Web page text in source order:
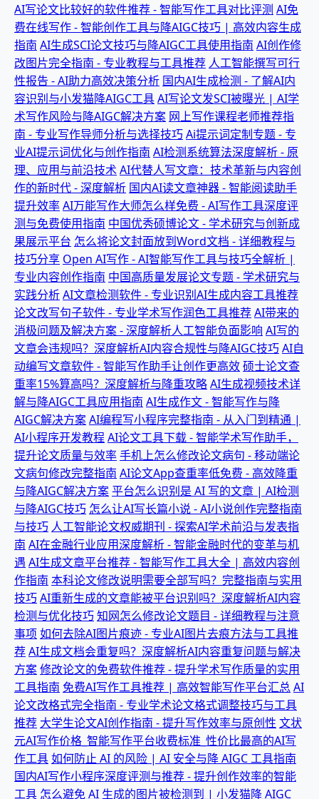
AI写论文比较好的软件推荐 - 智能写作工具对比评测 AI免
费在线写作 - 智能创作工具与降AIGC技巧 | 高效内容生成
指南 AI生成SCI论文技巧与降AIGC工具使用指南 AI创作修
改图片完全指南 - 专业教程与工具推荐 人工智能撰写可行
性报告 - AI助力高效决策分析 国内AI生成检测 - 了解AI内
容识别与小发猫降AIGC工具AI写论文发SCI被曝光 | AI学
术写作风险与降AIGC解决方案 网上写作课程老师推荐指
南 - 专业写作导师分析与选择技巧Ai提示词定制专题 - 专
业AI提示词优化与创作指南 AI检测系统算法深度解析 - 原
理、应用与前沿技术AI代替人写文章：技术革新与内容创
作的新时代 - 深度解析 国内AI读文章神器 - 智能阅读助手
提升效率AI万能写作大师怎么样免费 - AI写作工具深度评
测与免费使用指南 中国优秀硕博论文 - 学术研究与创新成
果展示平台 怎么将论文封面放到Word文档 - 详细教程与
技巧分享 Open AI写作 - AI智能写作工具与技巧全解析 |
专业内容创作指南 中国高质量发展论文专题 - 学术研究与
实践分析AI文章检测软件 - 专业识别AI生成内容工具推荐
论文改写句子软件 - 专业学术写作润色工具推荐AI带来的
消极问题及解决方案 - 深度解析人工智能负面影响 AI写的
文章会违规吗？深度解析AI内容合规性与降AIGC技巧AI自
动编写文章软件 - 智能写作助手让创作更高效硕士论文查
重率15%算高吗？深度解析与降重攻略AI生成视频技术详
解与降AIGC工具应用指南 AI生成作文 - 智能写作与降
AIGC解决方案AI编程写小程序完整指南 - 从入门到精通 |
AI小程序开发教程 AI论文工具下载 - 智能学术写作助手，
提升论文质量与效率手机上怎么修改论文病句 - 移动端论
文病句修改完整指南 AI论文App查重率低免费 - 高效降重
与降AIGC解决方案平台怎么识别是 AI 写的文章 | AI检测
与降AIGC技巧 怎么让AI写长篇小说 - AI小说创作完整指南
与技巧 人工智能论文权威期刊 - 探索AI学术前沿与发表指
南 AI在金融行业应用深度解析 - 智能金融时代的变革与机
遇 AI生成文章平台推荐 - 智能写作工具大全 | 高效内容创
作指南 本科论文修改说明需要全部写吗？完整指南与实用
技巧AI重新生成的文章能被平台识别吗？深度解析AI内容
检测与优化技巧知网怎么修改论文题目 - 详细教程与注意
事项如何去除AI图片痕迹 - 专业AI图片去痕方法与工具推
荐AI生成文档会重复吗？深度解析AI内容重复问题与解决
方案修改论文的免费软件推荐 - 提升学术写作质量的实用
工具指南 免费AI写作工具推荐 | 高效智能写作平台汇总 AI
论文改格式完全指南 - 专业学术论文格式调整技巧与工具
推荐 大学生论文AI创作指南 - 提升写作效率与原创性 文状
元AI写作价格_智能写作平台收费标准_性价比最高的AI写
作工具如何防止 AI 的风险 | AI 安全与降 AIGC 工具指南
国内AI写作小程序深度评测与推荐 - 提升创作效率的智能
工具 怎么避免 AI 生成的图片被检测到 | 小发猫降 AIGC